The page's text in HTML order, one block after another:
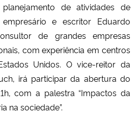
de atividades de
e escritor Eduardo
de grandes empresas
com experiência em centros
Unidos. O vice-reitor da
irá participar da abertura do
com a palestra “Impactos da
na sociedade”.